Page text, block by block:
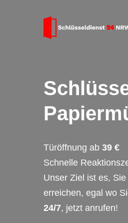
Türöffnung ab 39 €
Schnelle
Unser Ziel ist es,
erreichen, egal wo
24/7, jetzt anrufen!